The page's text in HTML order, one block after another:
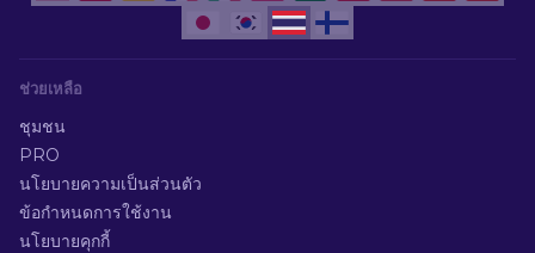
ช่วยเหลือ
ชุมชน
PRO
นโยบายความเป็นส่วนตัว
ข้อกำหนดการใช้งาน
นโยบายคุกกี้